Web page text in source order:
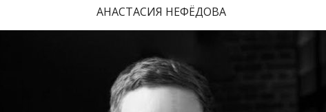
АНАСТАСИЯ НЕФЁДОВА